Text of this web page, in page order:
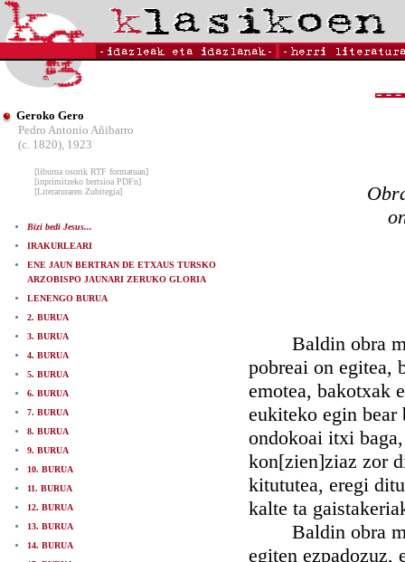
Geroko Gero
Pedro Antonio Añibarro
(c. 1820), 1923
[liburua osorik RTF formatuan]
[inprimitzeko bertsioa PDFn]
[Literaturaren Zubitegia]
Bizi bedi Jesus...
IRAKURLEARI
ENE JAUN BERTRAN DE ETXAUS TURSKO
ARZOBISPO JAUNARI ZERUKO GLORIA
LENENGO BURUA
2. BURUA
3. BURUA
4. BURUA
5. BURUA
6. BURUA
7. BURUA
8. BURUA
9. BURUA
10. BURUA
11. BURUA
12. BURUA
13. BURUA
14. BURUA
Baldin obra
pobreai on egitea,
emotea, bakotxak
eukiteko egin bear
ondokoai itxi
kon[zien]ziaz zor
kitututea, eregi
kalte ta
Baldin obra
egiten ezpadozuz,